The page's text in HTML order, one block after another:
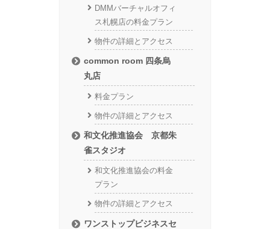
DMMバーチャルオフィ
ス札幌店の料金プラン
物件の詳細とアクセス
common room 四条烏
丸店
料金プラン
物件の詳細とアクセス
和文化推進協会 京都朱
雀スタジオ
和文化推進協会の料金
プラン
物件の詳細とアクセス
ワンストップビジネスセ